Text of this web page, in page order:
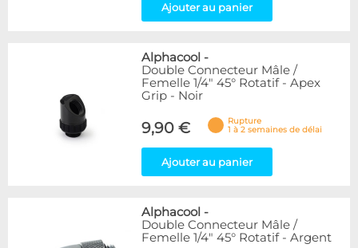
Ajouter au panier
Alphacool -
Double Connecteur Mâle /
Femelle 1/4" 45° Rotatif - Apex
Grip - Noir
9,90 €
Rupture
1 à 2 semaines de délai
Ajouter au panier
Alphacool -
Double Connecteur Mâle /
Femelle 1/4" 45° Rotatif - Argent